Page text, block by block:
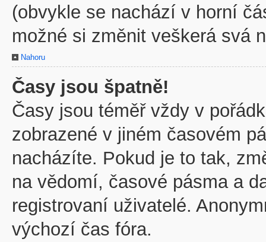
(obvykle se nachází v horní
možné si změnit veškerá svá
Nahoru
Časy jsou špatně!
Časy jsou téměř vždy v
zobrazené v jiném časovém
nacházíte. Pokud je to tak,
na vědomí, časové pásma a
registrovaní uživatelé.
výchozí čas fóra.